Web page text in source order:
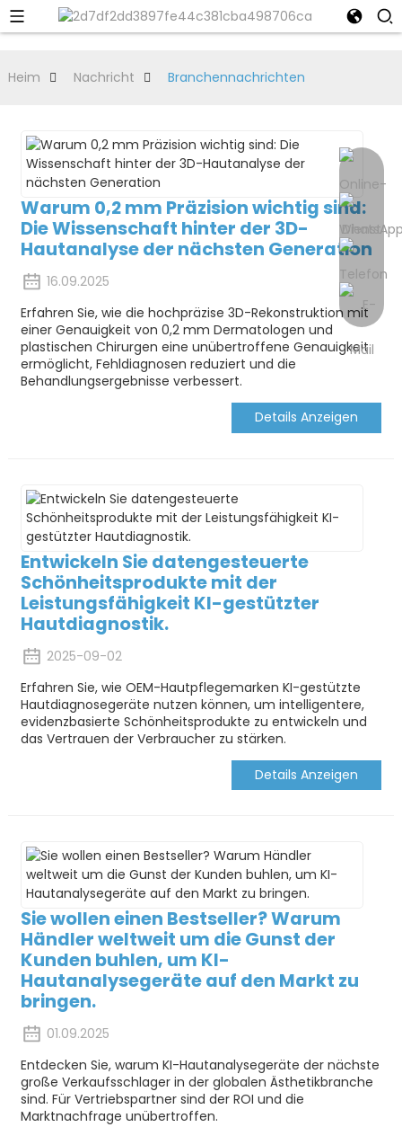
Heim Nachricht Branchennachrichten
Warum 0,2 mm Präzision wichtig sind:
Die Wissenschaft hinter der 3D-
Hautanalyse der nächsten Generation
16.09.2025
Erfahren Sie, wie die hochpräzise 3D-Rekonstruktion mit
einer Genauigkeit von 0,2 mm Dermatologen und
plastischen Chirurgen eine unübertroffene Genauigkeit
ermöglicht, Fehldiagnosen reduziert und die
Behandlungsergebnisse verbessert.
Details Anzeigen
Entwickeln Sie datengesteuerte
Schönheitsprodukte mit der
Leistungsfähigkeit KI-gestützter
Hautdiagnostik.
2025-09-02
Erfahren Sie, wie OEM-Hautpflegemarken KI-gestützte
Hautdiagnosegeräte nutzen können, um intelligentere,
evidenzbasierte Schönheitsprodukte zu entwickeln und
das Vertrauen der Verbraucher zu stärken.
Details Anzeigen
Sie wollen einen Bestseller? Warum
Händler weltweit um die Gunst der
Kunden buhlen, um KI-
Hautanalysegeräte auf den Markt zu
bringen.
01.09.2025
Entdecken Sie, warum KI-Hautanalysegeräte der nächste
große Verkaufsschlager in der globalen Ästhetikbranche
sind. Für Vertriebspartner sind der ROI und die
Marktnachfrage unübertroffen.